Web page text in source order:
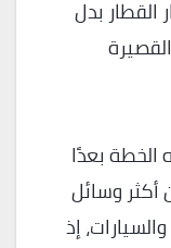
القطار بدل
الخطة بعدًا
أكثر وسائل
إذ